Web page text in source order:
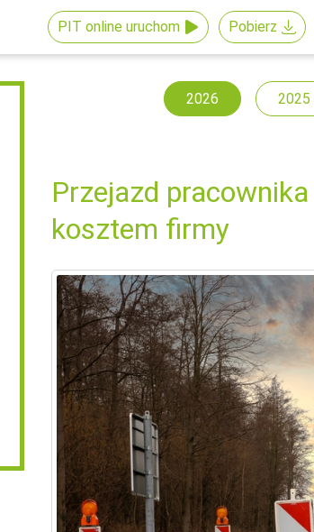
PIT online uruchom Pobierz
2026 2025
Przejazd
kosztem firmy